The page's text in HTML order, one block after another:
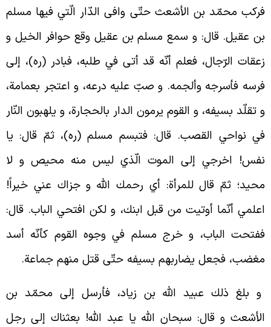
محمّد بن الأشعث حتّى وافى الدّار الّتي فيها مسلم
عقيل. قال: و سمع مسلم بن عقيل وقع حوافر الخيل و
الرّجال، فعلم أنّه قد أتى في طلبه، فبادر (ره)، إلى
فأسرجه وألجمه. و صبّ عليه درعه، و اعتجر بعمامة،
تقلّد بسيفه، و القوم يرمون الدار بالحجارة، و يلهبون النّار
نواحي القصب. قال: فتبسم مسلم (ره)، ثمّ قال: يا
اخرجي إلى الموت الّذي ليس منه محيص و لا
ثمّ قال للمرأة: أي رحمك الله و جزاك عني خيراً!
أنّما أوتيت من قبل ابنك، و لكن افتحي الباب. قال:
الباب، و خرج مسلم في وجوه القوم كأنّه أسد
فجعل يضاربهم بسيفه حتّى قتل منهم جماعة.
بلغ ذلك عبيد الله بن زياد، فأرسل إلى محمّد بن
و قال: سبحان الله يا عبد الله! بعثناك إلى رجل